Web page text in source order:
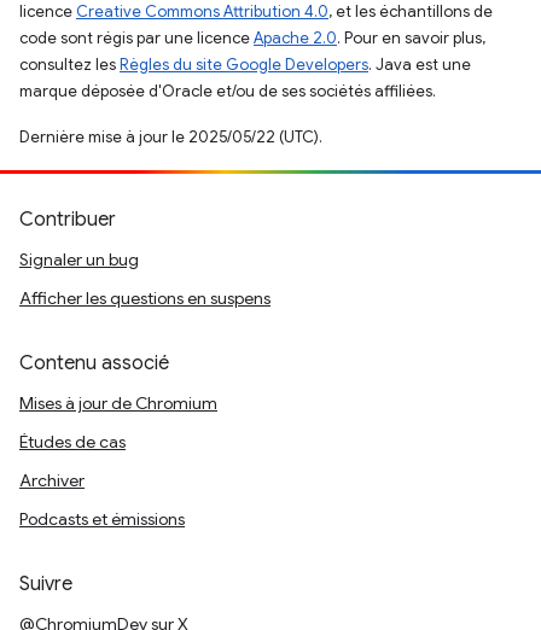
licence Creative Commons Attribution 4.0, et les échantillons de
code sont régis par une licenceApache 2.0. Pour en savoir plus,
consultez lesRègles du site Google Developers. Java est une
marque déposée d'Oracle et/ou de ses sociétés affiliées.
Dernière mise à jour le 2025/05/22 (UTC).
Contribuer
Signaler un bug
Afficher les questions en suspens
Contenu associé
Mises à jour de Chromium
Études de cas
Archiver
Podcasts et émissions
Suivre
@ChromiumDev sur X